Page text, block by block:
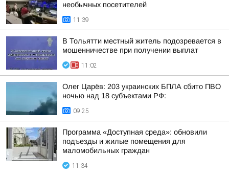
необычных посетителей
11:39
В Тольятти местный житель подозревается в
мошенничестве при получении выплат
11:02
Олег Царёв: 203 украинских БПЛА сбито ПВО
ночью над 18 субъектами РФ:
09:25
Программа «Доступная среда»: обновили
подъезды и жилые помещения для
маломобильных граждан
11:34